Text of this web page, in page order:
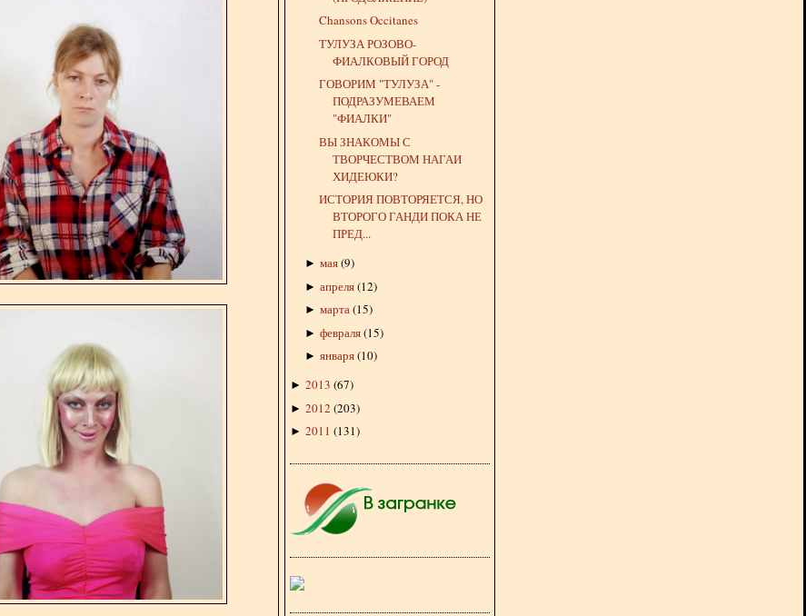
Chansons Occitanes
ТУЛУЗА РОЗОВО-
ФИАЛКОВЫЙ ГОРОД
ГОВОРИМ "ТУЛУЗА" -
ПОДРАЗУМЕВАЕМ
"ФИАЛКИ"
ВЫ ЗНАКОМЫ С
ТВОРЧЕСТВОМ НАГАИ
ХИДЕЮКИ?
ИСТОРИЯ ПОВТОРЯЕТСЯ, НО
ВТОРОГО ГАНДИ ПОКА НЕ
ПРЕД...
► мая(9)
► апреля(12)
► марта(15)
► февраля(15)
► января(10)
► 2013 (67)
► 2012 (203)
► 2011 (131)